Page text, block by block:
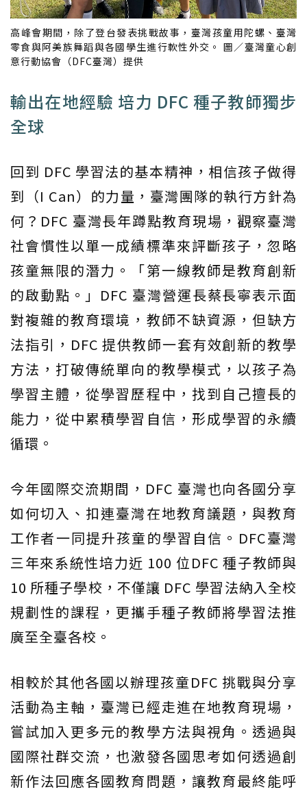
高峰會期間，除了登台發表挑戰故事，臺灣孩童用陀螺、臺灣
零食與阿美族舞蹈與各國學生進行軟性外交。 圖／臺灣童心創
意行動協會（DFC臺灣）提供
輸出在地經驗 培力 DFC 種子教師獨步
全球
回到 DFC 學習法的基本精神，相信孩子做得
到（I Can）的力量，臺灣團隊的執行方針為
何？DFC 臺灣長年蹲點教育現場，觀察臺灣
社會慣性以單一成績標準來評斷孩子，忽略
孩童無限的潛力。「第一線教師是教育創新
的啟動點。」DFC 臺灣營運長蔡長寧表示面
對複雜的教育環境，教師不缺資源，但缺方
法指引，DFC 提供教師一套有效創新的教學
方法，打破傳統單向的教學模式，以孩子為
學習主體，從學習歷程中，找到自己擅長的
能力，從中累積學習自信，形成學習的永續
循環。
今年國際交流期間，DFC 臺灣也向各國分享
如何切入、扣連臺灣在地教育議題，與教育
工作者一同提升孩童的學習自信。DFC臺灣
三年來系統性培力近 100 位DFC 種子教師與
10 所種子學校，不僅讓 DFC 學習法納入全校
規劃性的課程，更攜手種子教師將學習法推
廣至全臺各校。
相較於其他各國以辦理孩童DFC 挑戰與分享
活動為主軸，臺灣已經走進在地教育現場，
嘗試加入更多元的教學方法與視角。透過與
國際社群交流，也激發各國思考如何透過創
新作法回應各國教育問題，讓教育最終能呼